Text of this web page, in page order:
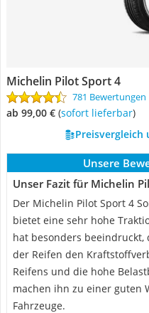
Michelin Pilot Sport 4
781 Bewertungen
ab 99,00 € ( Sofort lieferbar)
Preisvergleich
Unsere
Unser Fazit für Michelin
Der Michelin Pilot Sport 4
bietet eine sehr hohe
hat besonders
der Reifen den
Reifens und die hohe
machen ihn zu einer guten
Fahrzeuge.